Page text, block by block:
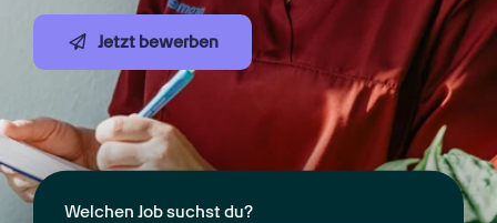
Jetzt bewerben
Welchen Job suchst du?